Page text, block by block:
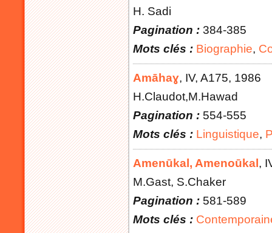
H. Sadi
Pagination : 384-385
Mots clés : Biographie,
Amāhaɣ, IV, A175, 1986
H.Claudot,M.Hawad
Pagination : 554-555
Mots clés : Linguistique,
Amenūkal, Amenoūkal,
M.Gast, S.Chaker
Pagination : 581-589
Mots clés :